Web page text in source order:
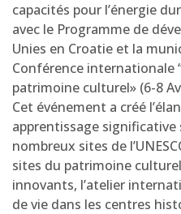
capacités pour l’énergie
avec le Programme de
Unies en Croatie et la
Conférence internationale
patrimoine culturel» (6-8
Cet événement a créé
apprentissage significative
nombreux sites de
sites du patrimoine
innovants, l’atelier
de vie dans les centres